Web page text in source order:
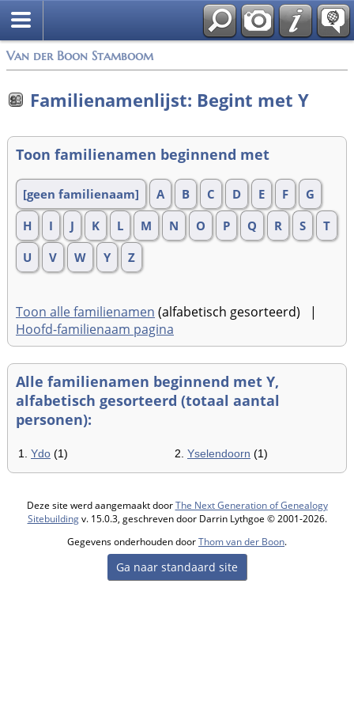
Van der Boon Stamboom
Familienamenlijst: Begint met Y
Toon familienamen beginnend met
[geen familienaam] A B C D E F
G
H
I J K L M N O P Q R S
T
U
V W Y Z
Toon alle familienamen (alfabetisch gesorteerd) |
Hoofd-familienaam pagina
Alle familienamen beginnend met Y,
alfabetisch gesorteerd (totaal aantal
personen):
1. Ydo (1) 2. Yselendoorn (1)
Deze site werd aangemaakt doorThe Next Generation of Genealogy
Sitebuildingv. 15.0.3, geschreven door Darrin Lythgoe © 2001-2026.
Gegevens onderhouden doorThom van der Boon.
Ga naar standaard site